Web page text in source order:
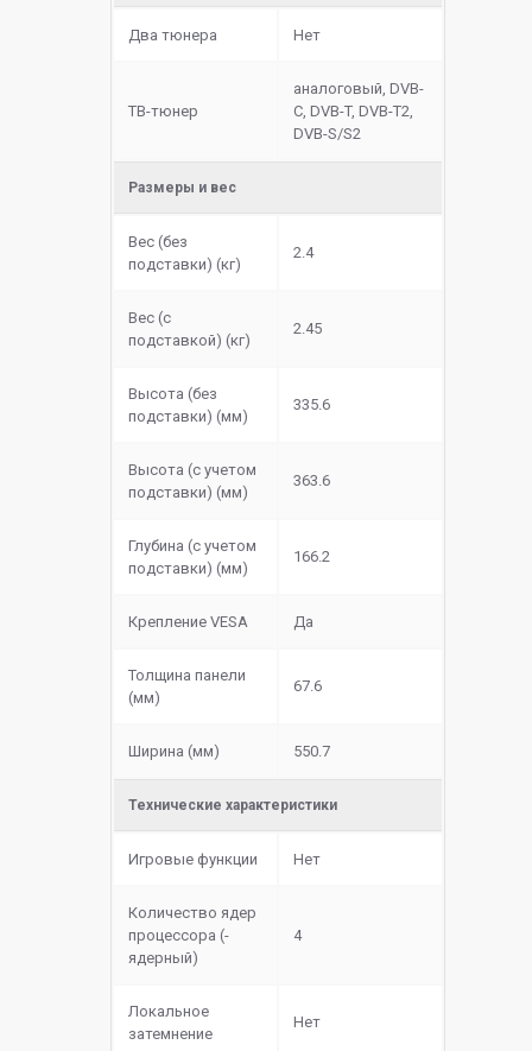
Два тюнера Нет
ТВ-тюнер
аналоговый, DVB-
C, DVB-T, DVB-T2,
DVB-S/S2
Размеры и вес
Вес (без
подставки) (кг)
2.4
Вес (с
подставкой) (кг)
2.45
Высота (без
подставки) (мм)
335.6
Высота (с учетом
подставки) (мм)
363.6
Глубина (с учетом
подставки) (мм)
166.2
Крепление VESA Да
Толщина панели
(мм)
67.6
Ширина (мм) 550.7
Технические характеристики
Игровые функции Нет
Количество ядер
процессора (-
ядерный)
4
Локальное
затемнение
Нет